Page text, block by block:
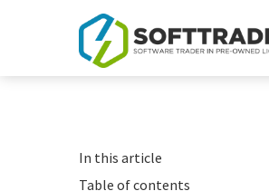
In this article
Table of contents